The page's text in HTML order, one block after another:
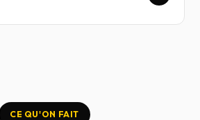
CE QU'ON FAIT